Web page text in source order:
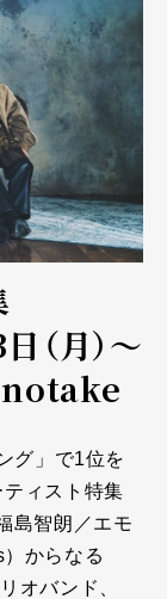
（月）～
グ」で1位を
ィスト特集
島智朗／エモ
からなる
オバンド、